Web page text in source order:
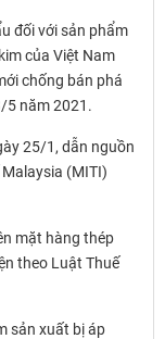
đối với sản phẩm
của Việt Nam
chống bán phá
5 năm 2021.
25/1, dẫn nguồn
(MITI)
mặt hàng thép
theo Luật Thuế
sản xuất bị áp